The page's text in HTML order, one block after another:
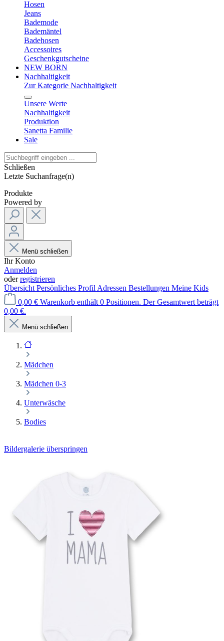
Hosen
Jeans
Bademode
Bademäntel
Badehosen
Accessoires
Geschenkgutscheine
NEW BORN
Nachhaltigkeit
Zur Kategorie Nachhaltigkeit
Unsere Werte
Nachhaltigkeit
Produktion
Sanetta Familie
Sale
Schließen
Letzte Suchanfrage(n)
Produkte
Powered by
Menü schließen
Ihr Konto
Anmelden
oderregistrieren
Übersicht Persönliches Profil Adressen Bestellungen Meine Kids
0,00 € Warenkorb enthält 0 Positionen. Der Gesamtwert beträgt
0,00 €.
Menü schließen
Mädchen
Mädchen 0-3
Unterwäsche
Bodies
Bildergalerie überspringen